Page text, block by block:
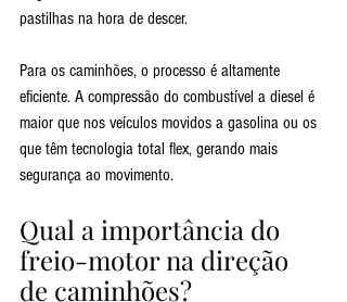
pastilhas na hora de descer.
Para os caminhões, o processo é altamente
eficiente. A compressão do combustível a diesel é
maior que nos veículos movidos a gasolina ou os
que têm tecnologia total flex, gerando mais
segurança ao movimento.
Qual a importância do
freio-motor na direção
de caminhões?